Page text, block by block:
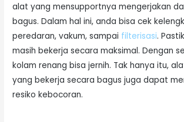
alat yang mensupportnya mengerjakan
bagus. Dalam hal ini, anda bisa cek
peredaran, vakum, sampai filterisasi.
masih bekerja secara maksimal. Dengan
kolam renang bisa jernih. Tak hanya itu,
yang bekerja secara bagus juga dapat
resiko kebocoran.